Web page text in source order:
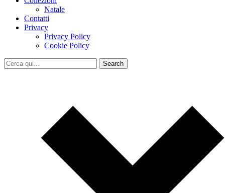
Natale
Contatti
Privacy
Privacy Policy
Cookie Policy